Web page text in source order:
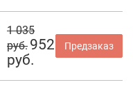
1 035
руб. 952
руб.
Предзаказ